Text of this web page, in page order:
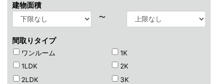
建物面積
〜
間取りタイプ
ワンルーム
1LDK
2LDK
1K
2K
3K